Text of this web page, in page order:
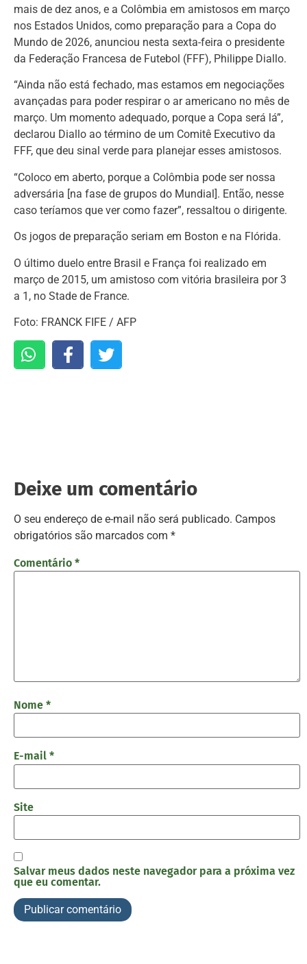
mais de dez anos, e a Colômbia em amistosos em março
nos Estados Unidos, como preparação para a Copa do
Mundo de 2026, anunciou nesta sexta-feira o presidente
da Federação Francesa de Futebol (FFF), Philippe Diallo.
“Ainda não está fechado, mas estamos em negociações
avançadas para poder respirar o ar americano no mês de
março. Um momento adequado, porque a Copa será lá”,
declarou Diallo ao término de um Comitê Executivo da
FFF, que deu sinal verde para planejar esses amistosos.
“Coloco em aberto, porque a Colômbia pode ser nossa
adversária [na fase de grupos do Mundial]. Então, nesse
caso teríamos que ver como fazer”, ressaltou o dirigente.
Os jogos de preparação seriam em Boston e na Flórida.
O último duelo entre Brasil e França foi realizado em
março de 2015, um amistoso com vitória brasileira por 3
a 1, no Stade de France.
Foto: FRANCK FIFE / AFP
Deixe um comentário
O seu endereço de e-mail não será publicado. Campos
obrigatórios são marcados com *
Comentário *
Nome *
E-mail *
Site
Salvar meus dados neste navegador para a próxima vez
que eu comentar.